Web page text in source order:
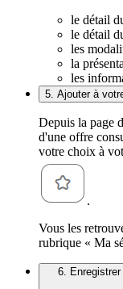
le détail
le détail
les
la
les
5. Ajouter à
Depuis la page
d'une offre
votre choix à
.
Vous les
rubrique « Ma
6.